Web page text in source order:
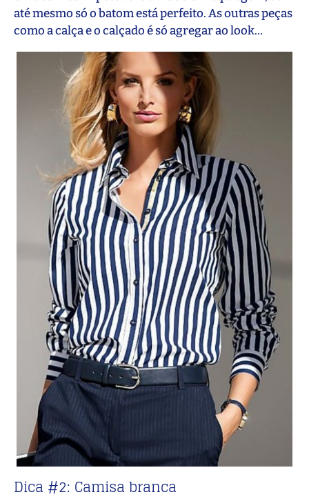
até mesmo só o batom está perfeito. As outras peças
como a calça e o calçado é só agregar ao look…
Dica #2: Camisa branca